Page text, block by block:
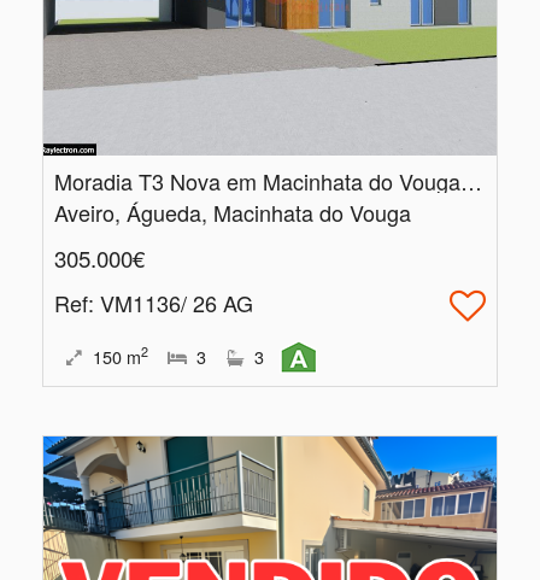
Moradia T3 Nova em Macinhata do Vouga | Projeto em Construção
Aveiro, Águeda, Macinhata do Vouga
305.000€
Ref: VM1136/ 26 AG
150 m2 3 3